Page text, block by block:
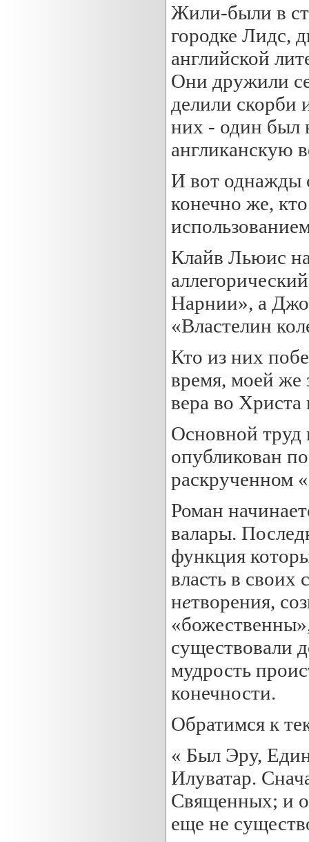
Жили-были в
городке Лидс,
английской
Они дружили
делили скорби
них - один был
англиканскую
И вот однажды
конечно же,
Клайв Льюис
Нарнии», а
«Властелин
Кто из них
время, моей же
вера во
Основной труд
опубликован
раскрученном
Роман
валары.
функция
власть в своих
нетворения,
существовали
мудрость
конечности.
Обратимся к
« Был Эру,
Илуватар.
Священных; и
еще не